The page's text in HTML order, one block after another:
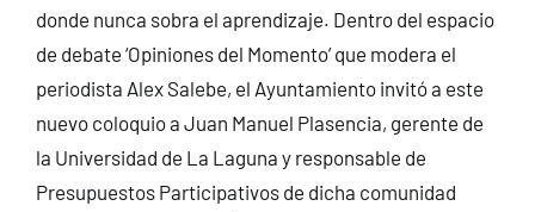
donde nunca sobra el aprendizaje. Dentro del espacio
de debate ‘Opiniones del Momento’ que modera el
periodista Alex Salebe, el Ayuntamiento invitó a este
nuevo coloquio a Juan Manuel Plasencia, gerente de
la Universidad de La Laguna y responsable de
Presupuestos Participativos de dicha comunidad